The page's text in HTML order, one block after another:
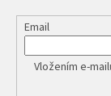
Email
Vložením e-